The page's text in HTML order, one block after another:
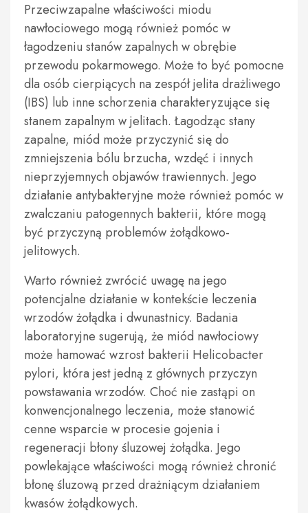
Przeciwzapalne właściwości miodu
nawłociowego mogą również pomóc w
łagodzeniu stanów zapalnych w obrębie
przewodu pokarmowego. Może to być pomocne
dla osób cierpiących na zespół jelita drażliwego
(IBS) lub inne schorzenia charakteryzujące się
stanem zapalnym w jelitach. Łagodząc stany
zapalne, miód może przyczynić się do
zmniejszenia bólu brzucha, wzdęć i innych
nieprzyjemnych objawów trawiennych. Jego
działanie antybakteryjne może również pomóc w
zwalczaniu patogennych bakterii, które mogą
być przyczyną problemów żołądkowo-
jelitowych.
Warto również zwrócić uwagę na jego
potencjalne działanie w kontekście leczenia
wrzodów żołądka i dwunastnicy. Badania
laboratoryjne sugerują, że miód nawłociowy
może hamować wzrost bakterii Helicobacter
pylori, która jest jedną z głównych przyczyn
powstawania wrzodów. Choć nie zastąpi on
konwencjonalnego leczenia, może stanowić
cenne wsparcie w procesie gojenia i
regeneracji błony śluzowej żołądka. Jego
powlekające właściwości mogą również chronić
błonę śluzową przed drażniącym działaniem
kwasów żołądkowych.